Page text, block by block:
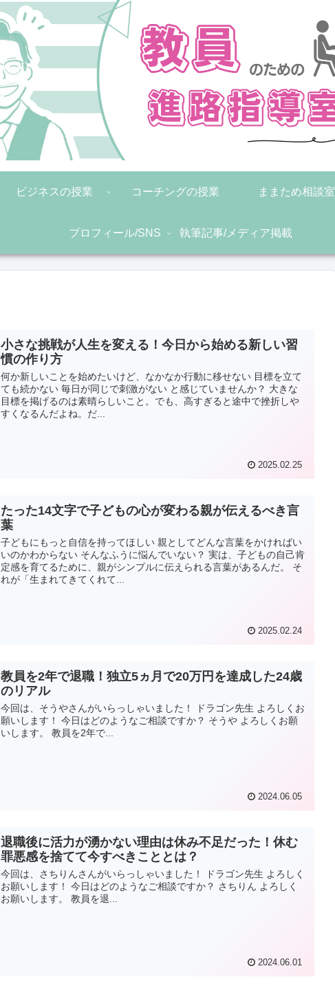
ビジネスの授業 コーチングの授業 ままため相談室
プロフィール/SNS 執筆記事/メディア掲載
小さな挑戦が人生を変える！今日から始める新しい習
慣の作り方
何か新しいことを始めたいけど、なかなか行動に移せない 目標を立て
ても続かない 毎日が同じで刺激がない と感じていませんか？ 大きな
目標を掲げるのは素晴らしいこと。でも、高すぎると途中で挫折しや
すくなるんだよね。だ...
2025.02.25
たった14文字で子どもの心が変わる親が伝えるべき言
葉
子どもにもっと自信を持ってほしい 親としてどんな言葉をかければい
いのかわからない そんなふうに悩んでいない？ 実は、子どもの自己肯
定感を育てるために、親がシンプルに伝えられる言葉があるんだ。 そ
れが「生まれてきてくれて...
2025.02.24
教員を2年で退職！独立5ヵ月で20万円を達成した24歳
のリアル
今回は、そうやさんがいらっしゃいました！ ドラゴン先生 よろしくお
願いします！ 今日はどのようなご相談ですか？ そうや よろしくお願
いします。 教員を2年で...
2024.06.05
退職後に活力が湧かない理由は休み不足だった！休む
罪悪感を捨てて今すべきこととは？
今回は、さちりんさんがいらっしゃいました！ ドラゴン先生 よろしく
お願いします！ 今日はどのようなご相談ですか？ さちりん よろしく
お願いします。 教員を退...
2024.06.01